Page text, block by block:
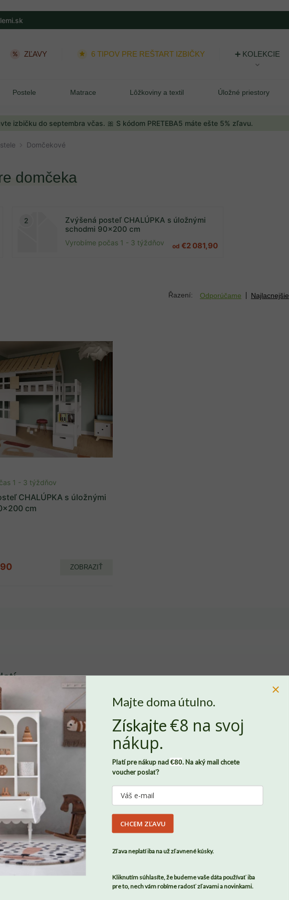
Nech sa v Benlemi cítite ako doma , potrebujeme od vás súhlas so
súbormicookies
. Len vďaka nim môžeme zaznamenávať, ako sa
vám u nás páči a dokážeme domov Benlemi neustále zveľaďovať.
Všetky údaje budú pod našou strechu v úplnom bezpečí. Svoj
súhlas môžete zároveň kedykoľvek odvolať, stačí nám napísať.
Viac o tom, ako chránime vaše osobné údaje, nájdete
izbičku do septembra včas. 🎀 S kódom PRETEBA5 máte ešte 5% zľavu.
ZĽAVY 6 TIPOV PRE REŠTART IZBIČKY ➕ KOLEKCIE
Postele Matrace Lôžkoviny a textil Úložné priestory
Domčekové
domčeka
Zvýšená posteľ CHALÚPKA s úložnými
schodmi 90x200 cm
Vyrobíme počas 1 - 3 týždňov od €2 081,90
Odporúčame
Najlacnejšie
CHALÚPKA s úložnými
cm
1 - 3 týždňov
ZOBRAZIŤ
Majte doma útulno.
Získajte €8 na svoj
nákup.
Platí pre nákup nad€80. Na aký mail chcete
voucher poslať?
CHCEM ZĽAVU
Zľava neplatí iba na už zľavnené kúsky.
Kliknutím súhlasíte, že budeme vaše dáta používať iba
pre to, nech vám robíme radosť zľavami a novinkami.